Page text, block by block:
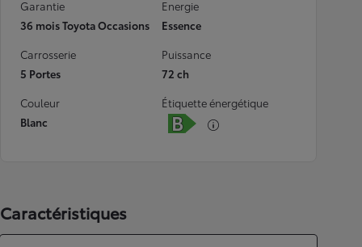
Garantie
36 mois Toyota Occasions
Energie
Essence
Carrosserie
5 Portes
Puissance
72 ch
Couleur
Blanc
Étiquette énergétique
Caractéristiques